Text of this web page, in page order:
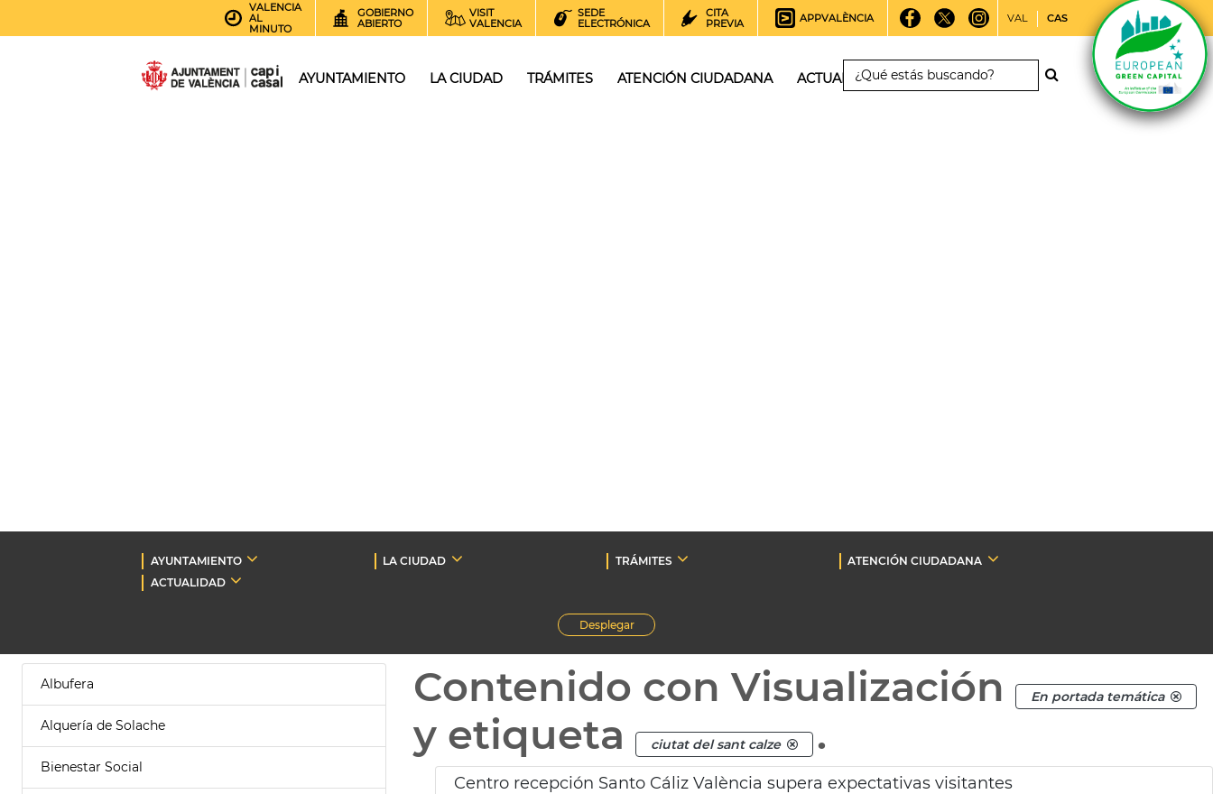
VALENCIA
AL
MINUTO
GOBIERNO
ABIERTO
VISIT
VALENCIA
SEDE
ELECTRÓNICA
CITA
PREVIA
APPVALÈNCIA VAL CAS
AYUNTAMIENTO LA CIUDAD TRÁMITES ATENCIÓN CIUDADANA ACTUALIDAD
AYUNTAMIENTO LA CIUDAD TRÁMITES
ATENCIÓN CIUDADANA
ACTUALIDAD
Desplegar
Albufera
Alquería de Solache
Bienestar Social
Contenido con Visualización En portada temática
y etiqueta ciutat del sant calze .
Centro recepción Santo Cáliz València supera expectativas visitantes